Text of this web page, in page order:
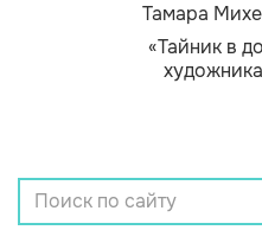
Тамара
«Тайник в